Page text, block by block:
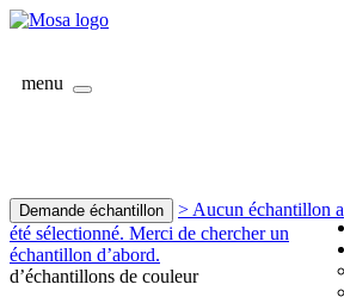
menu
Demande échantillon
> Aucun échantillon a
été sélectionné. Merci de chercher un
échantillon d’abord.
d’échantillons de couleur